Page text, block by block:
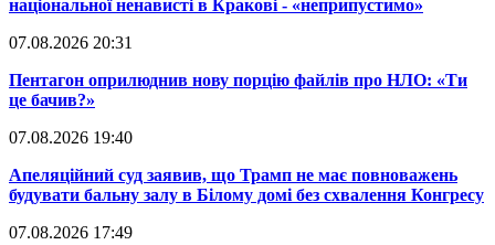
національної ненависті в Кракові - «неприпустимо»
07.08.2026 20:31
​Пентагон оприлюднив нову порцію файлів про НЛО: «Ти
це бачив?»
07.08.2026 19:40
​Апеляційний суд заявив, що Трамп не має повноважень
будувати бальну залу в Білому домі без схвалення Конгресу
07.08.2026 17:49